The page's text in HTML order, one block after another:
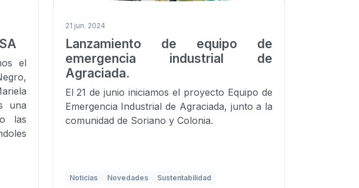
el
una
las
21 jun. 2024
Lanzamiento de equipo de
emergencia industrial de
Agraciada.
El 21 de junio iniciamos el proyecto Equipo de
Emergencia Industrial de Agraciada, junto a la
comunidad de Soriano y Colonia.
Noticias Novedades Sustentabilidad